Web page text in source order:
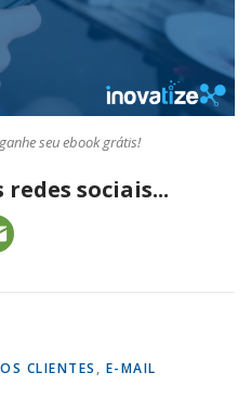
seu ebook grátis!
sociais...
CLIENTES , E-MAIL